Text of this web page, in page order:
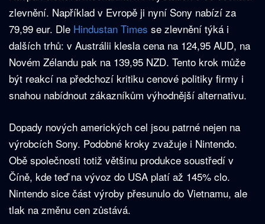
zlevnění. Například v Evropě ji nyní Sony nabízí za
79,99 eur. Dle Hindustan Times se zlevnění týká i
dalších trhů: v Austrálii klesla cena na 124,95 AUD, na
Novém Zélandu pak na 139,95 NZD. Tento krok může
být reakcí na předchozí kritiku cenové politiky firmy i
snahou nabídnout zákazníkům výhodnější alternativu.
Dopady nových amerických cel jsou patrné nejen na
výrobcích Sony. Podobné kroky zvažuje i Nintendo.
Obě společnosti totiž většinu produkce soustředí v
Číně, kde teď na vývoz do USA platí až 145% clo.
Nintendo sice část výroby přesunulo do Vietnamu, ale
tlak na změnu cen zůstává.